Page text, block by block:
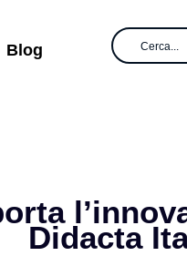
Blog
Didacta